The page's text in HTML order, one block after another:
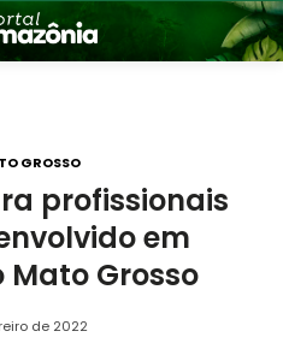
GROSSO
profissionais
em
Grosso
de 2022